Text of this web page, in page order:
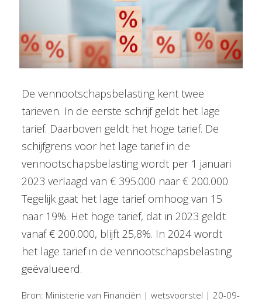
De vennootschapsbelasting kent twee
tarieven. In de eerste schrijf geldt het lage
tarief. Daarboven geldt het hoge tarief. De
schijfgrens voor het lage tarief in de
vennootschapsbelasting wordt per 1 januari
2023 verlaagd van € 395.000 naar € 200.000.
Tegelijk gaat het lage tarief omhoog van 15
naar 19%. Het hoge tarief, dat in 2023 geldt
vanaf € 200.000, blijft 25,8%. In 2024 wordt
het lage tarief in de vennootschapsbelasting
geëvalueerd.
Bron: Ministerie van Financiën | wetsvoorstel | 20-09-